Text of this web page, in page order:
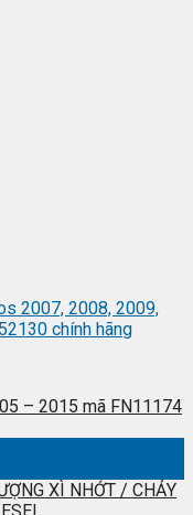
2007, 2008, 2009,
chính hãng
– 2015 mã FN11174
XÌ NHỚT / CHẢY